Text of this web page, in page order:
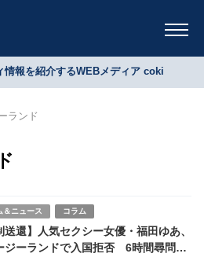
情報を紹介するWEBメディア coki
ランド
＆ニュース コラム
送還】人気セクシー女優・福田ゆあ、
ジーランドで入国拒否 6時間尋問・